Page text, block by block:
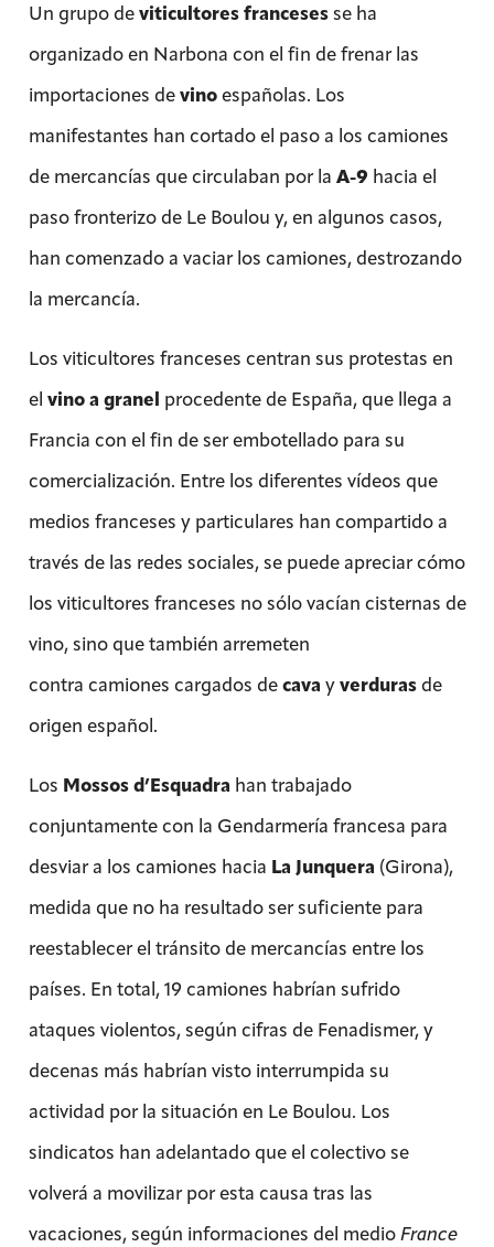
Un grupo de viticultores francesesse ha
organizado en Narbona con el fin de frenar las
importaciones de vino españolas. Los
manifestantes han cortado el paso a los camiones
de mercancías que circulaban por la A-9 hacia el
paso fronterizo de Le Boulou y, en algunos casos,
han comenzado a vaciar los camiones, destrozando
la mercancía.
Los viticultores franceses centran sus protestas en
el vino a granel procedente de España, que llega a
Francia con el fin de ser embotellado para su
comercialización. Entre los diferentes vídeos que
medios franceses y particulares han compartido a
través de las redes sociales, se puede apreciar cómo
los viticultores franceses no sólo vacían cisternas de
vino, sino que también arremeten
contra camiones cargados de cava y verduras de
origen español.
Los Mossos d’Esquadra han trabajado
conjuntamente con la Gendarmería francesa para
desviar a los camiones hacia La Junquera (Girona),
medida que no ha resultado ser suficiente para
reestablecer el tránsito de mercancías entre los
países. En total, 19 camiones habrían sufrido
ataques violentos, según cifras de Fenadismer, y
decenas más habrían visto interrumpida su
actividad por la situación en Le Boulou. Los
sindicatos han adelantado que el colectivo se
volverá a movilizar por esta causa tras las
vacaciones, según informaciones del medio France